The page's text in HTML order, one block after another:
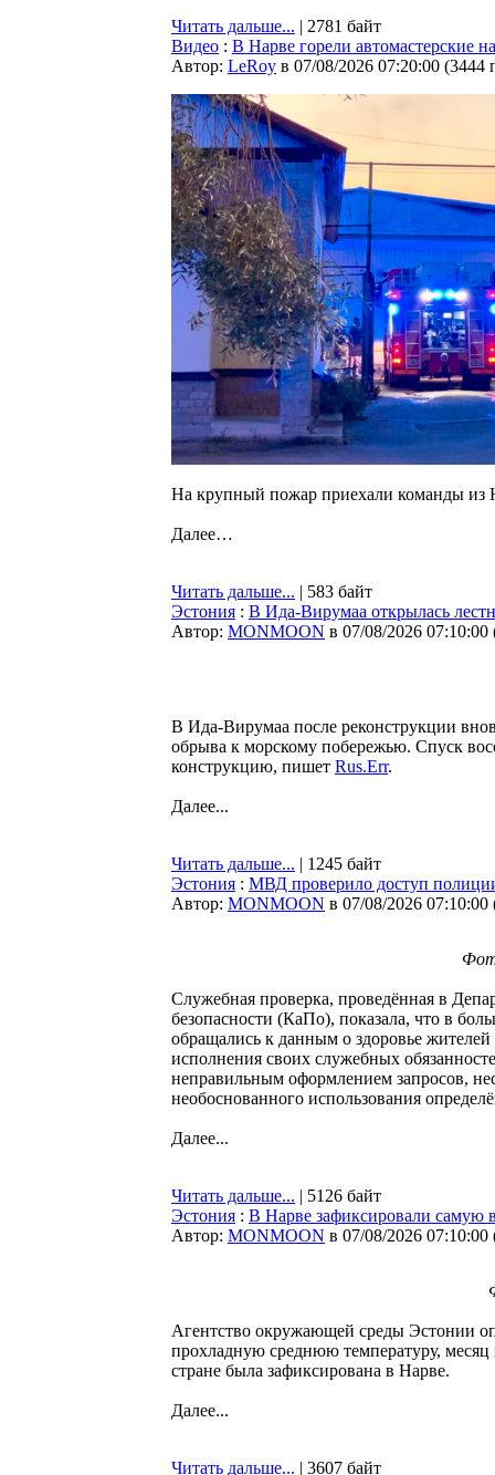
Читать дальше... | 2781 байт
Видео : В Нарве горели автомастерские
Автор: LeRoy в 07/08/2026 07:20:00 (3444
На крупный пожар приехали команды
Далее…
Читать дальше... | 583 байт
Эстония : В Ида-Вирумаа открылась
Автор: MONMOON в 07/08/2026 07:10:00
В Ида-Вирумаа после реконструкции
обрыва к морскому побережью. Спуск
конструкцию, пишет Rus.Err.
Далее...
Читать дальше... | 1245 байт
Эстония : МВД проверило доступ
Автор: MONMOON в 07/08/2026 07:10:00
Служебная проверка, проведённая в
безопасности (КаПо), показала, что в
обращались к данным о здоровье
исполнения своих служебных
неправильным оформлением запросов,
необоснованного использования
Далее...
Читать дальше... | 5126 байт
Эстония : В Нарве зафиксировали самую
Автор: MONMOON в 07/08/2026 07:10:00
Агентство окружающей среды Эстонии
прохладную среднюю температуру,
стране была зафиксирована в Нарве.
Далее...
Читать дальше... | 3607 байт